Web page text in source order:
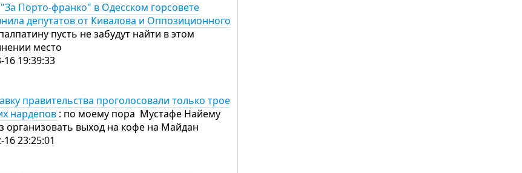
Порто-франко" в Одесском горсовете
депутатов от Кивалова и Оппозиционного
пусть не забудут найти в этом
место
16 19:39:33
правительства проголосовали только трое
нардепов : по моему пора Мустафе Найему
организовать выход на кофе на Майдан
16 23:25:01